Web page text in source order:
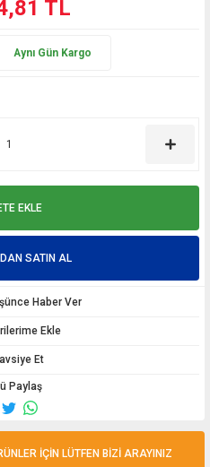
TL
Aynı Gün Kargo
EKLE
SATIN AL
Haber Ver
Et
Paylaş
İÇİN LÜTFEN BİZİ ARAYINIZ